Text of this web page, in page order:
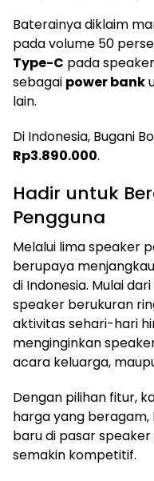
Baterainya diklaim
pada volume 50
Type-C pada
sebagai power bank
lain.
Di Indonesia, Bugani
Rp3.890.000.
Hadir untuk
Pengguna
Melalui lima speaker
berupaya
di Indonesia. Mulai
speaker berukuran
aktivitas sehari-hari
menginginkan
acara keluarga,
Dengan pilihan fitur,
harga yang
baru di pasar
semakin kompetitif.